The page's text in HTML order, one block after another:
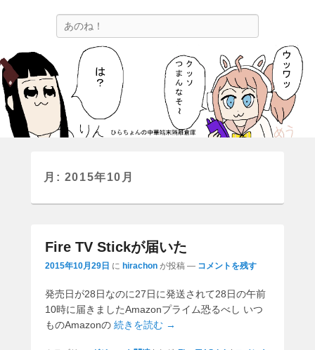
ひらちょんの中華端末隔離倉庫
ほたがページ上部にある検索バーを消してくれたサイトです。
月: 2015年10月
Fire TV Stickが届いた
2015年10月29日 に hirachon が投稿 — コメントを残す
発売日が28日なのに27日に発送されて28日の午前
10時に届きましたAmazonプライム恐るべし いつ
ものAmazonの 続きを読む →